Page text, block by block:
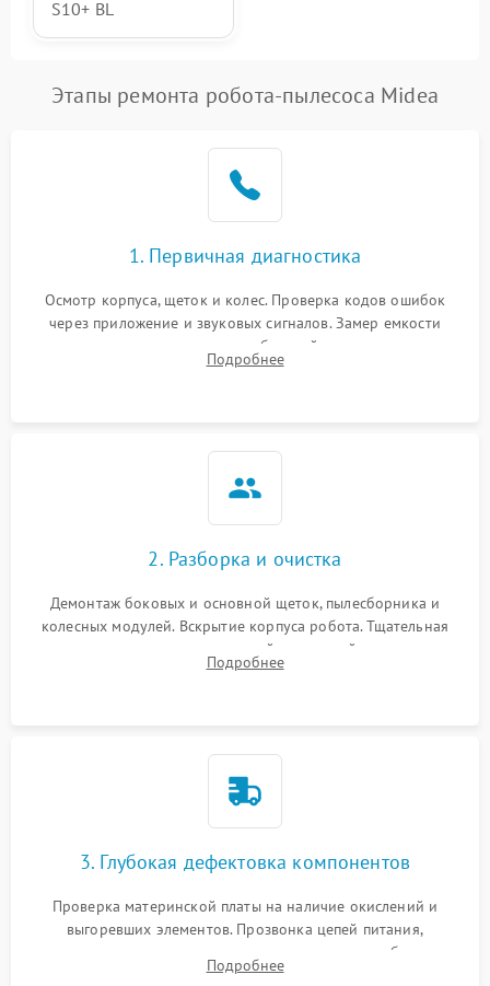
S10+ BL
Этапы ремонта робота-пылесоса Midea
1. Первичная диагностика
Осмотр корпуса, щеток и колес. Проверка кодов ошибок
через приложение и звуковых сигналов. Замер емкости
аккумулятора и тестирование базовой станции зарядки.
Оценка работы лидара, бампера и датчиков падения для
Подробнее
2. Разборка и очистка
Демонтаж боковых и основной щеток, пылесборника и
колесных модулей. Вскрытие корпуса робота. Тщательная
очистка внутренних полостей, шестерней и плат от
скопившейся пыли, волос и шерсти животных с
Подробнее
3. Глубокая дефектовка компонентов
Проверка материнской платы на наличие окислений и
выгоревших элементов. Прозвонка цепей питания,
тестирование приводных моторов колес и турбины
всасывания. Оценка состояния оптических и инфракрасных
Подробнее